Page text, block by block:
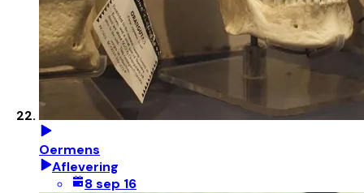
Oermens
Aflevering
8 sep 16